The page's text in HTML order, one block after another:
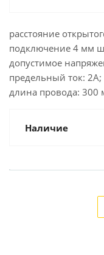
расстояние
подключение 4 мм
допустимое
предельный ток: 2A;
длина провода: 300
Наличие